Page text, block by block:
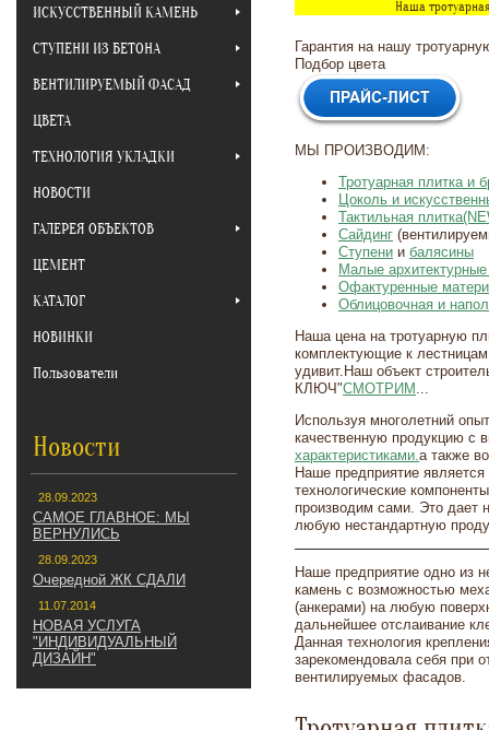
ИСКУССТВЕННЫЙ КАМЕНЬ
СТУПЕНИ ИЗ БЕТОНА
ВЕНТИЛИРУЕМЫЙ ФАСАД
ЦВЕТА
ТЕХНОЛОГИЯ УКЛАДКИ
НОВОСТИ
ГАЛЕРЕЯ ОБЪЕКТОВ
ЦЕМЕНТ
КАТАЛОГ
НОВИНКИ
Пользователи
Новости
28.09.2023
САМОЕ ГЛАВНОЕ: МЫ
ВЕРНУЛИСЬ
28.09.2023
Очередной ЖК СДАЛИ
11.07.2014
НОВАЯ УСЛУГА
"ИНДИВИДУАЛЬНЫЙ
ДИЗАЙН"
Наша
Гарантия на нашу
Подбор цвета
МЫ ПРОИЗВОДИМ:
Тротуарная плитка и
Цоколь и
Тактильная
Сайдинг
Ступени и балясины
Малые
Офактуренные
Облицовочная и
Наша цена на тротуарную
комплектующие к
удивит.Наш объект
КЛЮЧ"СМОТРИМ ...
Используя многолетний
качественную продукцию с
характеристиками.а также
Наше предприятие
технологические
производим сами. Это дает
любую нестандартную
Наше предприятие одно из
камень с возможностью
(анкерами) на любую
дальнейшее отслаивание
Данная технология
зарекомендовала себя при
вентилируемых фасадов.